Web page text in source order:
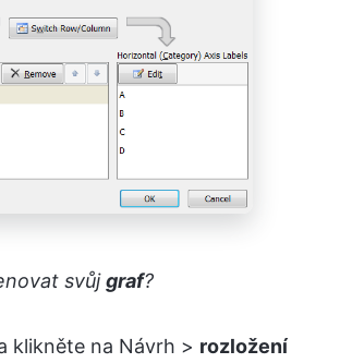
svůjgraf?
klikněte na Návrh > rozložení